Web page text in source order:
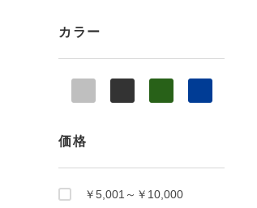
カラー
価格
￥5,001～￥10,000